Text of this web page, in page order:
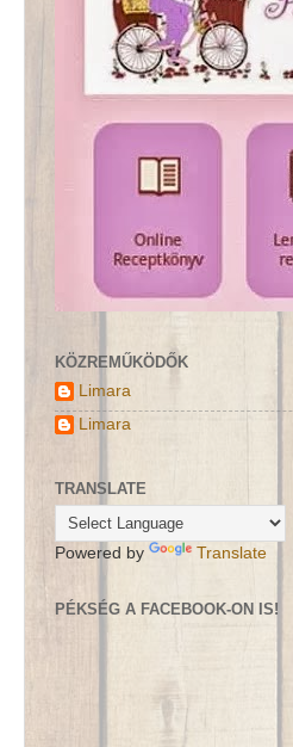
KÖZREMŰKÖDŐK
Limara
Limara
TRANSLATE
Powered by Translate
PÉKSÉG A FACEBOOK-ON IS!